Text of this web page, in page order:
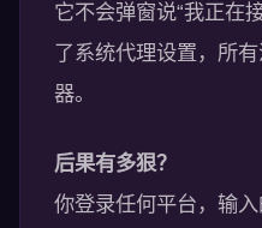
它不会弹窗说“我正在
了系统代理设置，所
器。
后果有多狠？
你登录任何平台，输入